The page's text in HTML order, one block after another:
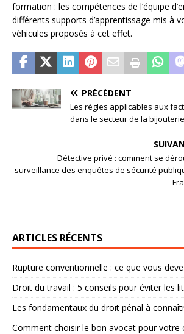
formation : les compétences de l’équipe
différents supports d’apprentissage mis à
véhicules proposés à cet effet.
PRÉCÉDENT
Les règles applicables aux
dans le secteur de la bijouterie
Détective privé : comment se
surveillance des enquêtes de sécurité
ARTICLES RÉCENTS
Rupture conventionnelle : ce que vous
Droit du travail : 5 conseils pour éviter les
Les fondamentaux du droit pénal à
Comment choisir le bon avocat pour votre